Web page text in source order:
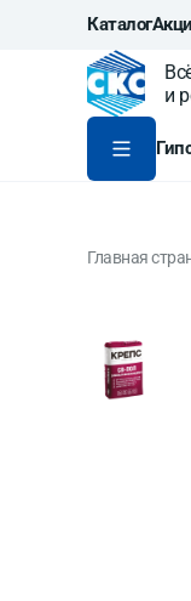
Каталог
и
Главная